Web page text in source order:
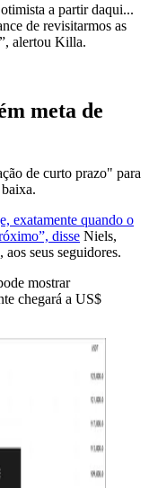
a partir daqui...
de revisitarmos as
alertou Killa.
meta de
de curto prazo" para
exatamente quando o
disse Niels,
seus seguidores.
mostrar
chegará a US$